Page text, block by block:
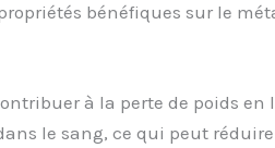
bénéfiques sur le
à la perte de poids
le sang, ce qui peut